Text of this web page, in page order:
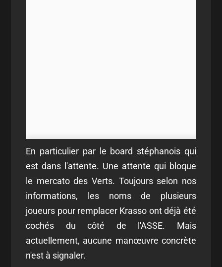
En particulier par le board stéphanois qui
est dans l'attente. Une attente qui bloque
le mercato des Verts. Toujours selon nos
informations, les noms de plusieurs
joueurs pour remplacer Krasso ont déjà été
cochés du côté de l'ASSE. Mais
actuellement, aucune manœuvre concrète
n'est à signaler.